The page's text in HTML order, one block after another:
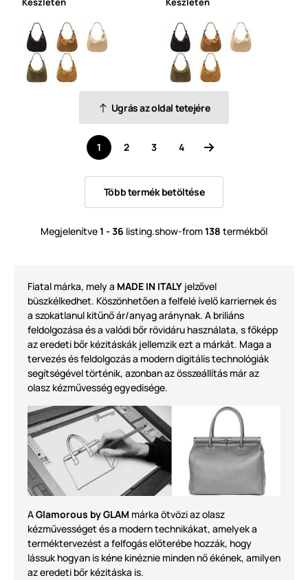
Ugrás az oldal tetejére
1 2 3 4
Több termék betöltése
Megjelenítve1 - 36 listing.show-from138 termékből
Fiatal márka, mely a MADE IN ITALY jelzővel
büszkélkedhet. Köszönhetően a felfelé ívelő karriernek és
a szokatlanul kitűnő ár/anyag aránynak. A briliáns
feldolgozása és a valódi bőr rövidáru használata, s főképp
az eredeti bőr kézitáskák jellemzik ezt a márkát. Maga a
tervezés és feldolgozás a modern digitális technológiák
segítségével történik, azonban az összeállítás már az
olasz kézművesség egyedisége.
AGlamorous by GLAM márka ötvözi az olasz
kézművességet és a modern technikákat, amelyek a
terméktervezést a felfogás előterébe hozzák, hogy
lássuk hogyan is kéne kinéznie minden nő ékének, amilyen
az eredeti bőr kézitáska is.